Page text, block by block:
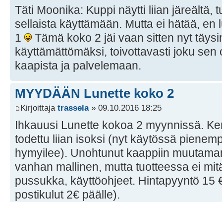
Täti Moonika: Kuppi näytti liian järeältä,
sellaista käyttämään. Mutta ei hätää, en
1
Tämä koko 2 jäi vaan sitten nyt
käyttämättömäksi, toivottavasti joku
kaapista ja palvelemaan.
MYYDÄÄN Lunette koko 2
Kirjoittaja trassela» 09.10.2016 18:25
Ihkauusi Lunette kokoa 2 myynnissä.
todettu liian isoksi (nyt käytössä
hymyilee). Unohtunut kaappiin
vanhan mallinen, mutta tuotteessa ei
pussukka, käyttöohjeet. Hintapyyntö 15
postikulut 2€ päälle).